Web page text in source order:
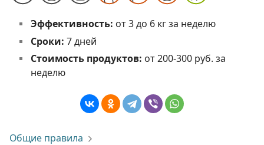
Эффективность: от 3 до 6 кг за неделю
Сроки: 7 дней
Стоимость продуктов: от 200-300 руб. за
неделю
Общие правила